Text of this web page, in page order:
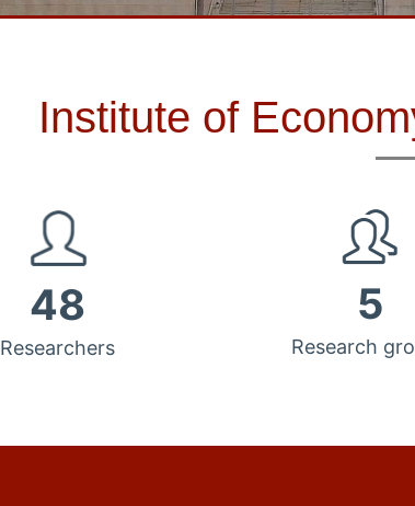
Institute of
48
Researchers
5
Research